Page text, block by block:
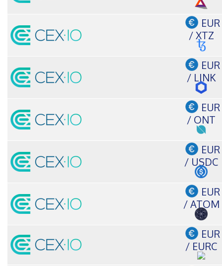
EUR
/ XTZ
EUR
/ LINK
EUR
/ ONT
EUR
/ USDC
EUR
/ ATOM
EUR
/ EURC